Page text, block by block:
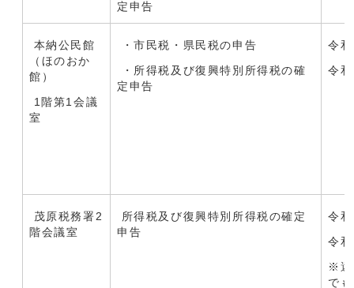
定申告
本納公民館
（ほのおか
館）
1階第1会議
室
・市民税・県民税の申告
・所得税及び復興特別所得税の確
定申告
令
令
茂原税務署2
階会議室
所得税及び復興特別所得税の確定
申告
令
令
※還
で